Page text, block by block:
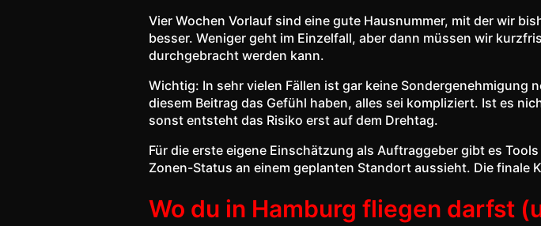
Vier Wochen Vorlauf sind eine gute Hausnummer, mit der wir
besser. Weniger geht im Einzelfall, aber dann müssen wir
durchgebracht werden kann.
Wichtig: In sehr vielen Fällen ist gar keine
diesem Beitrag das Gefühl haben, alles sei kompliziert. Ist es
sonst entsteht das Risiko erst auf dem Drehtag.
Für die erste eigene Einschätzung als Auftraggeber gibt es
Zonen-Status an einem geplanten Standort aussieht. Die finale
Wo du in Hamburg fliegen darfst